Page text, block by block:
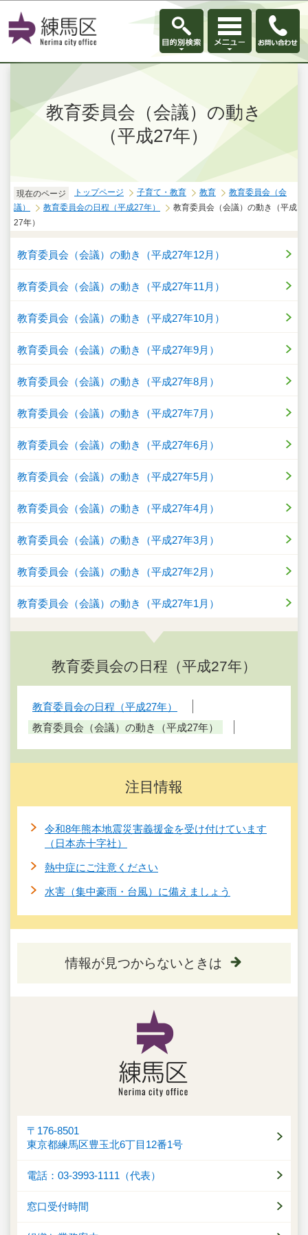
このページの本文へ移動
教育委員会（会議）の動き
（平成27年）
現在のページ トップページ 子育て・教育 教育
教育委員会（会
議）
教育委員会の日程（平成27年）
教育委員会（会議）の動き（平成
27年）
教育委員会（会議）の動き（平成27年12月）
教育委員会（会議）の動き（平成27年11月）
教育委員会（会議）の動き（平成27年10月）
教育委員会（会議）の動き（平成27年9月）
教育委員会（会議）の動き（平成27年8月）
教育委員会（会議）の動き（平成27年7月）
教育委員会（会議）の動き（平成27年6月）
教育委員会（会議）の動き（平成27年5月）
教育委員会（会議）の動き（平成27年4月）
教育委員会（会議）の動き（平成27年3月）
教育委員会（会議）の動き（平成27年2月）
教育委員会（会議）の動き（平成27年1月）
教育委員会の日程（平成27年）
教育委員会の日程（平成27年）
教育委員会（会議）の動き（平成27年）
注目情報
令和8年熊本地震災害義援金を受け付けています
（日本赤十字社）
熱中症にご注意ください
水害（集中豪雨・台風）に備えましょう
情報が見つからないときは
〒176-8501
東京都練馬区豊玉北6丁目12番1号
電話：03-3993-1111（代表）
窓口受付時間